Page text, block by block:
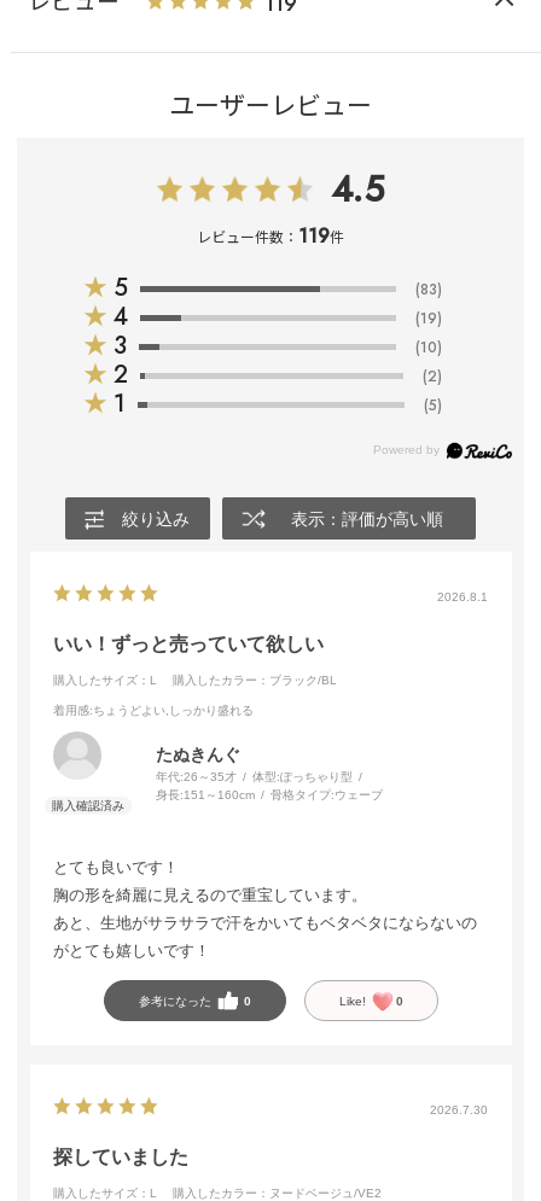
ユーザーレビュー
4.5
レビュー件数： 119件
★ 5 (83)
★ 4 (19)
★ 3 (10)
★ 2 (2)
★ 1 (5)
絞り込み 表示：評価が高い順
2026.8.1
いい！ずっと売っていて欲しい
購入したサイズ：L 購入したカラー：ブラック/BL
着用感:ちょうどよい,しっかり盛れる
たぬきんぐ
年代:26～35才 体型:ぽっちゃり型
身長:151～160cm 骨格タイプ:ウェーブ
とても良いです！
胸の形を綺麗に見えるので重宝しています。
あと、生地がサラサラで汗をかいてもベタベタにならないの
がとても嬉しいです！
参考になった 0 Like! 0
2026.7.30
探していました
購入したサイズ：L 購入したカラー：ヌードベージュ/VE2